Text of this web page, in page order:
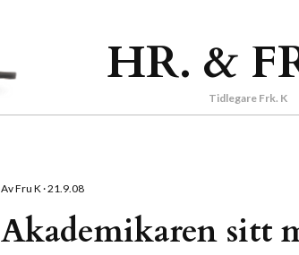
HR. &
Tidlegare Frk. K
AvFru K 21.9.08
Akademikaren sitt